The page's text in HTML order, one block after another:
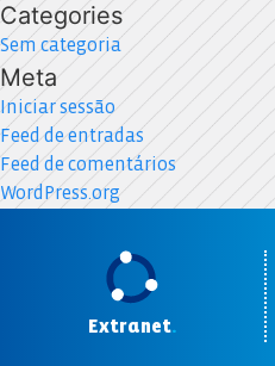
Categories
Sem categoria
Meta
Iniciar sessão
Feed de entradas
Feed de comentários
WordPress.org
Extranet.